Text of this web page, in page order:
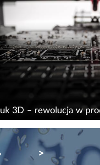
rzadziej
predyspozycje
3D – rewolucja w
druku 3D sięga lat
używać technik,
małych
NEXT